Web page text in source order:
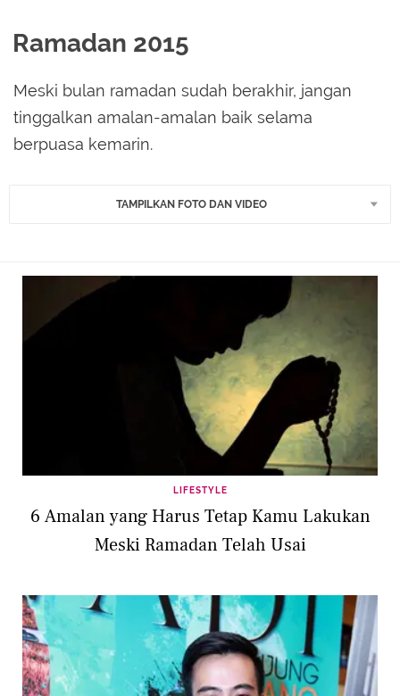
Ramadan 2015
Meski bulan ramadan sudah berakhir, jangan
tinggalkan amalan-amalan baik selama
berpuasa kemarin.
TAMPILKAN FOTO DAN VIDEO
LIFESTYLE
6 Amalan yang Harus Tetap Kamu Lakukan
Meski Ramadan Telah Usai